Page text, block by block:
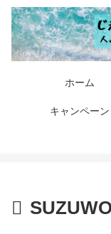
ホーム
キャンペーン